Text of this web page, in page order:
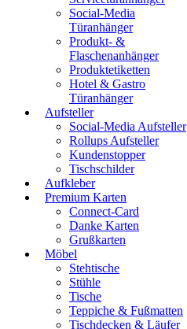
Social-Media
Türanhänger
Produkt- &
Flaschenanhänger
Produktetiketten
Hotel & Gastro
Türanhänger
Aufsteller
Social-Media Aufsteller
Rollups Aufsteller
Kundenstopper
Tischschilder
Aufkleber
Premium Karten
Connect-Card
Danke Karten
Grußkarten
Möbel
Stehtische
Stühle
Tische
Teppiche & Fußmatten
Tischdecken & Läufer